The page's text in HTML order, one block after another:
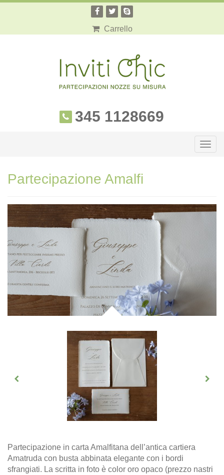
Carrello
345 1128669
Partecipazione Amalfi
Partecipazione in carta Amalfitana dell’antica cartiera
Amatruda con busta abbinata elegante con i bordi
sfrangiati. La scritta in foto è color oro opaco (prezzo nastri